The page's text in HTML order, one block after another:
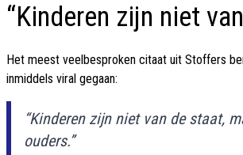
“Kinderen zijn niet
Het meest veelbesproken citaat uit Stoffers
inmiddels viral gegaan:
“Kinderen zijn niet van de staat,
ouders.”